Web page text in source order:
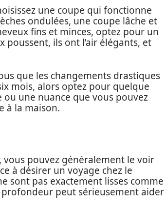
une coupe qui fonctionne
ondulées, une coupe lâche et
fins et minces, optez pour un
poussent, ils ont l’air élégants, et
que les changements drastiques
mois, alors optez pour quelque
une nuance que vous pouvez
à la maison.
pouvez généralement le voir
à désirer un voyage chez le
sont pas exactement lisses comme
peut sérieusement aider